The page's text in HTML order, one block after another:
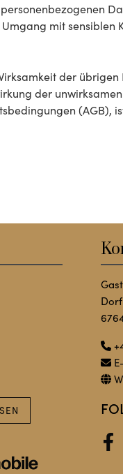
mit sensiblen
der übrigen
der
(AGB),
Dorf